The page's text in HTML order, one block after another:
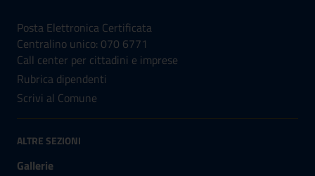
Posta Elettronica Certificata
Centralino unico: 070 6771
Call center per cittadini e imprese
Rubrica dipendenti
Scrivi al Comune
ALTRE SEZIONI
Gallerie